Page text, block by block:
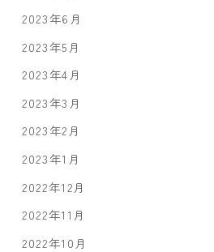
2023年6月
2023年5月
2023年4月
2023年3月
2023年2月
2023年1月
2022年12月
2022年11月
2022年10月